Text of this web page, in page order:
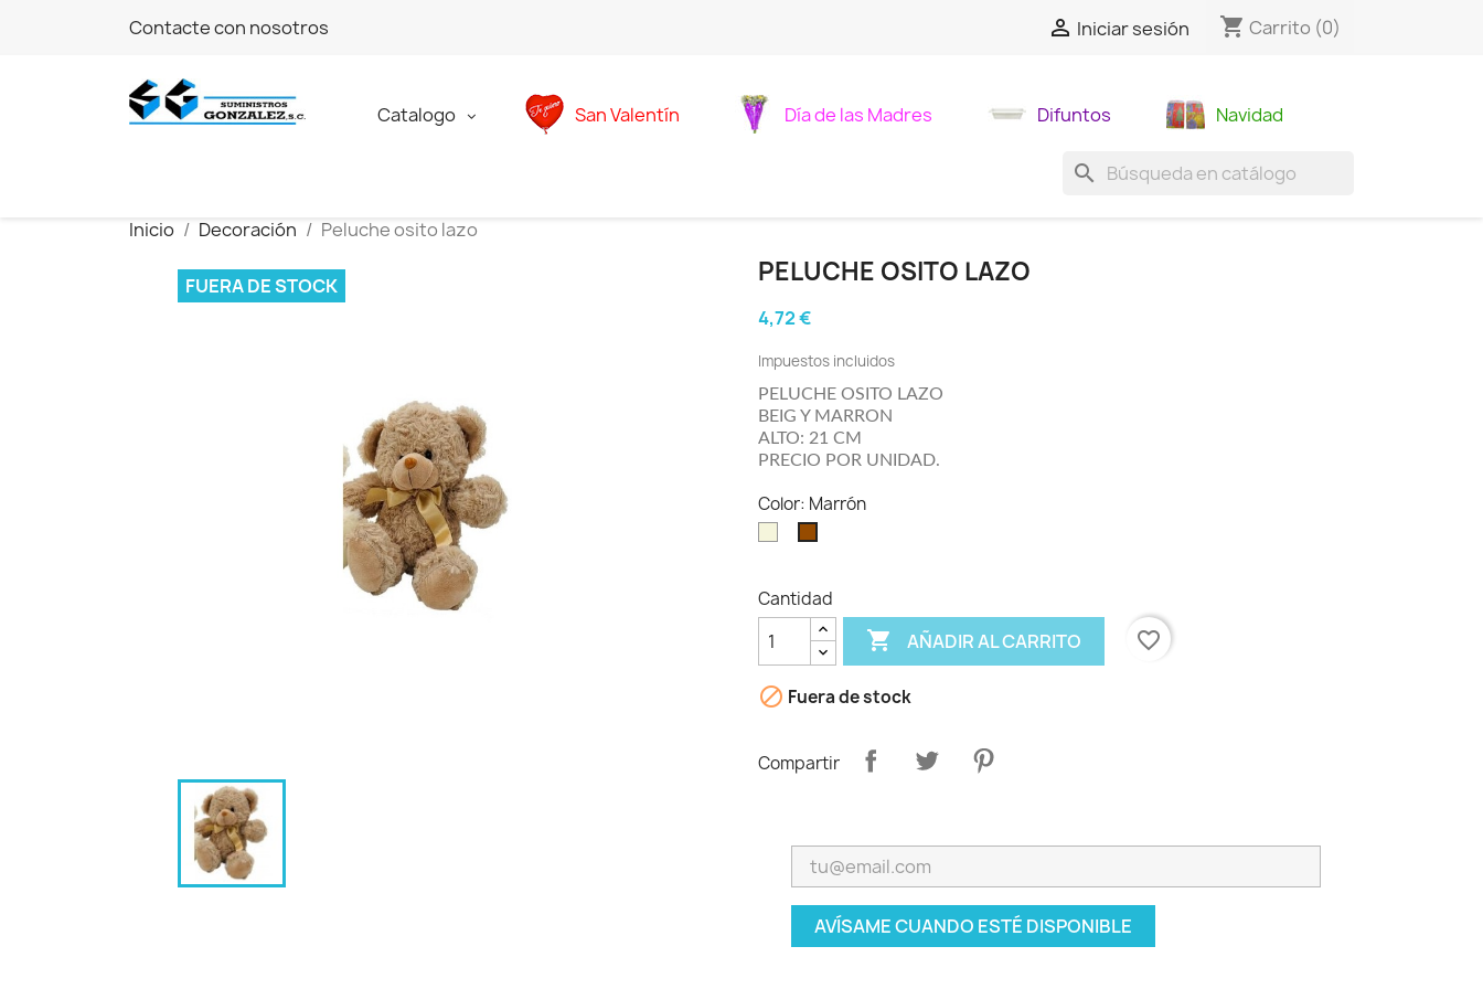
Contacte con nosotros  Iniciar sesión shopping_cart Carrito (0)
Catalogo San Valentín Día de las Madres Difuntos Navidad
search
Inicio Decoración Peluche osito lazo
FUERA DE STOCK PELUCHE OSITO LAZO
4,72 €
Impuestos incluidos
PELUCHE OSITO LAZO
BEIG Y MARRON
ALTO: 21 CM
PRECIO POR UNIDAD.
Color: Marrón
Cantidad
 AÑADIR AL CARRITO favorite_border
 Fuera de stock
Compartir
AVÍSAME CUANDO ESTÉ DISPONIBLE